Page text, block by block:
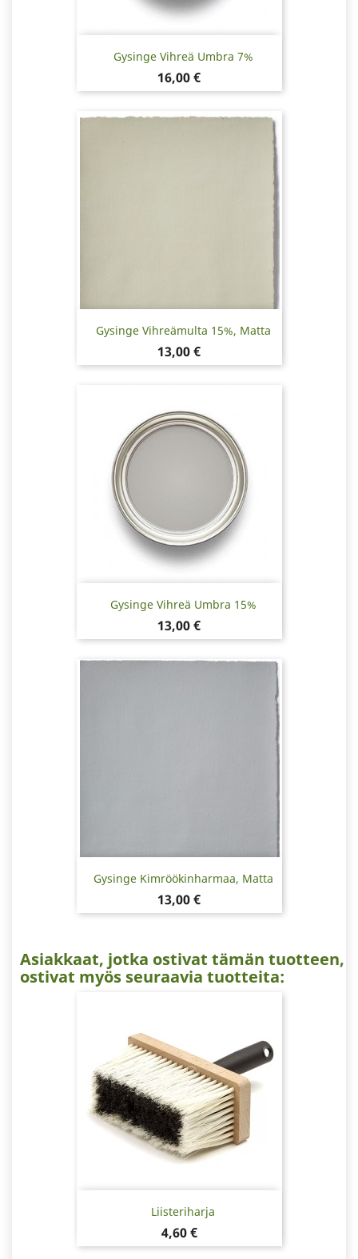
Gysinge Vihreä Umbra 7%
Hinta
16,00 €
Gysinge Vihreämulta 15%, Matta
Hinta
13,00 €
Gysinge Vihreä Umbra 15%
Hinta
13,00 €
Gysinge Kimröökinharmaa, Matta
Hinta
13,00 €
Asiakkaat, jotka ostivat tämän tuotteen,
ostivat myös seuraavia tuotteita:
Liisteriharja
Hinta
4,60 €